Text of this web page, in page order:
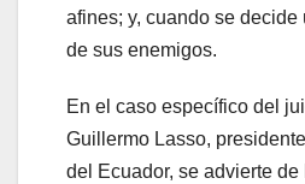
afines; y, cuando se decide
de sus enemigos.
En el caso específico del
Guillermo Lasso,
del Ecuador, se advierte de